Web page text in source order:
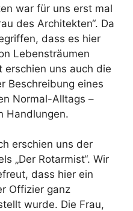
war für uns erst mal
des Architekten“. Da
dass es hier
Lebensträumen
erschien uns auch die
Beschreibung eines
Normal-Alltags –
Handlungen.
erschien uns der
„Der Rotarmist“. Wir
dass hier ein
Offizier ganz
wurde. Die Frau,